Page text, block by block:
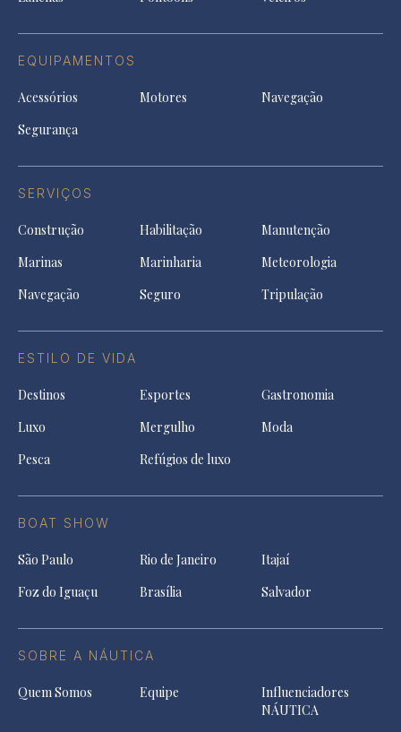
EQUIPAMENTOS
Acessórios Motores
Navegação
Segurança
SERVIÇOS
Construção Habilitação
Manutenção
Marinas
Marinharia
Meteorologia
Navegação
Seguro Tripulação
ESTILO DE VIDA
Destinos Esportes
Gastronomia
Luxo
Mergulho
Moda
Pesca
Refúgios de luxo
BOAT SHOW
São Paulo Rio de Janeiro
Itajaí
Foz do Iguaçu
Brasília Salvador
SOBRE A NÁUTICA
Quem Somos Equipe
Influenciadores
NÁUTICA